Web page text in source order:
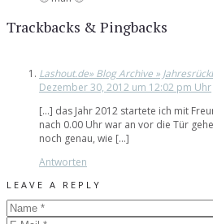
Trackbacks & Pingbacks
Lashout.de» Blog Archive »
Dezember 30, 2012 um 12:02 pm Uhr
[…] das Jahr 2012 startete ich mit
nach 0.00 Uhr war an vor die Tür
noch genau, wie […]
Antworten
LEAVE A REPLY